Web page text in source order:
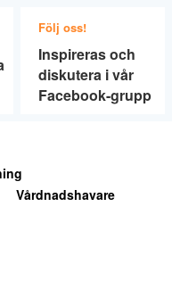
Följ oss!
Inspireras och
diskutera i vår
Facebook-grupp
Vårdnadshavare